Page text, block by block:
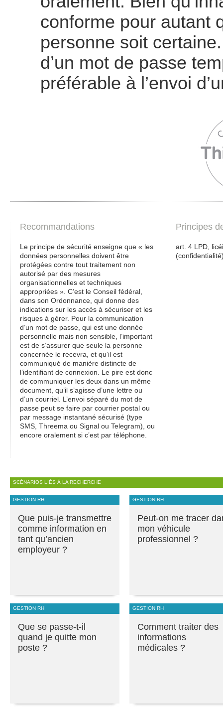
conforme pour autant
personne soit
d’un mot de passe
préférable à l’envoi
Recommandations
Le principe de sécurité enseigne que « les
données personnelles doivent être
protégées contre tout traitement non
autorisé par des mesures
organisationnelles et techniques
appropriées ». C’est le Conseil fédéral,
dans son Ordonnance, qui donne des
indications sur les accès à sécuriser et les
risques à gérer. Pour la communication
d’un mot de passe, qui est une donnée
personnelle mais non sensible, l’important
est de s’assurer que seule la personne
concernée le recevra, et qu’il est
communiqué de manière distincte de
l’identifiant de connexion. Le pire est donc
de communiquer les deux dans un même
document, qu’il s’agisse d’une lettre ou
d’un courriel. L’envoi séparé du mot de
passe peut se faire par courrier postal ou
par message instantané sécurisé (type
SMS, Threema ou Signal ou Telegram), ou
encore oralement si c’est par téléphone.
Principes
art. 4 LPD,
SCÉNARIOS LIÉS À LA RECHERCHE
GESTION RH
Que puis-je transmettre
comme information en
tant qu’ancien
employeur ?
GESTION RH
Peut-on me tracer
mon véhicule
professionnel ?
GESTION RH
Que se passe-t-il
quand je quitte mon
poste ?
GESTION RH
Comment traiter des
informations
médicales ?